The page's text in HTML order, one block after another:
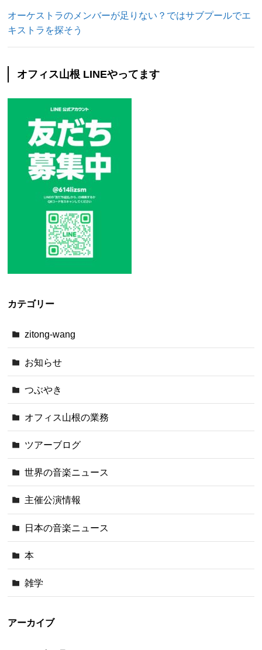
オーケストラのメンバーが足りない？ではサブプールでエ
キストラを探そう
オフィス山根 LINEやってます
カテゴリー
zitong-wang
お知らせ
つぶやき
オフィス山根の業務
ツアーブログ
世界の音楽ニュース
主催公演情報
日本の音楽ニュース
本
雑学
アーカイブ